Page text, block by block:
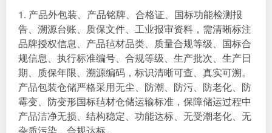
1. 产品外包装、产品铭牌、合格证、国标功能检测报
告、溯源台账、质保文件、工业报审资料，需清晰标注
品牌授权信息、产品毡材品类、质量合规等级、国标合
规信息、执行标准编号、合规等级、生产批次、生产日
期、质保年限、溯源编码，标识清晰可查、真实可溯。
产品包装仓储严格采用无尘、防潮、防污、防老化、防
霉变、防变形国标毡材仓储运输标准，保障储运过程中
产品洁净无损、结构稳定、功能达标、无受潮老化、无